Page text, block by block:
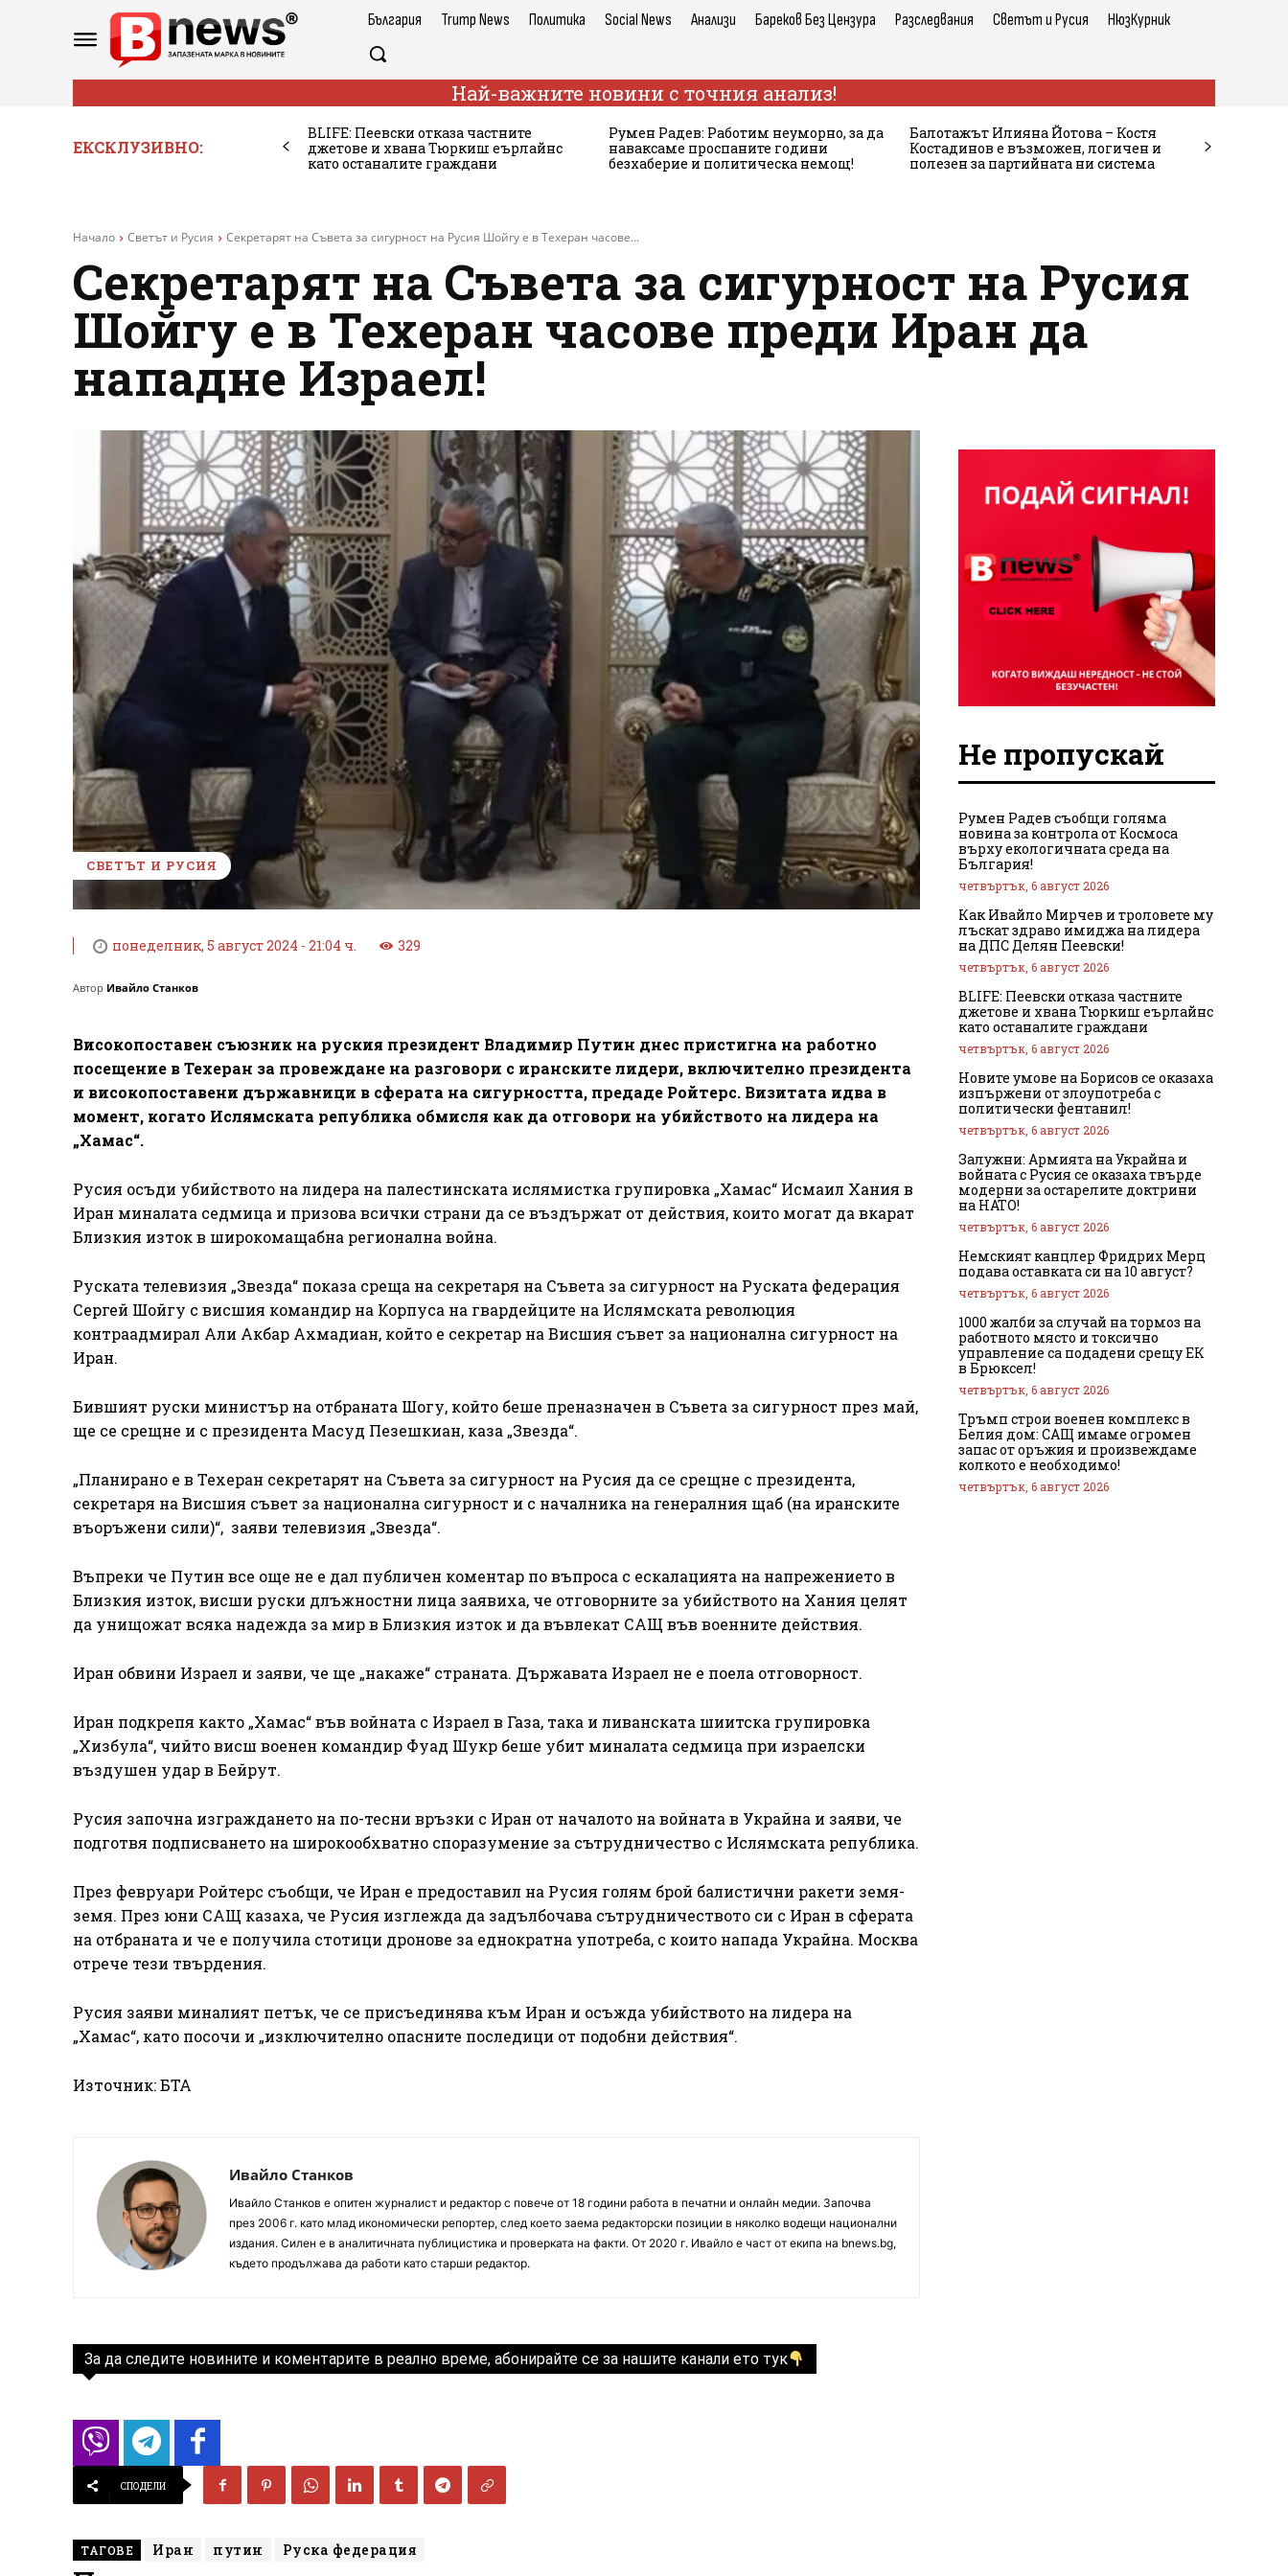
България Trump News Политика Social News Анализи Бареков Без Цензура Разследвания Светът и Русия НюзКурник
Най-важните новини с точния анализ!
ЕКСКЛУЗИВНО:
BLIFE: Пеевски отказа частните
джетове и хвана Тюркиш еърлайнс
като останалите граждани
Румен Радев: Работим неуморно, за да
наваксаме проспаните години
безхаберие и политическа немощ!
Балотажът Илияна Йотова – Костя
Костадинов е възможен, логичен и
полезен за партийната ни система
Начало Светът и Русия Секретарят на Съвета за сигурност на Русия Шойгу е в Техеран часове...
Секретарят на Съвета за сигурност на Русия
Шойгу е в Техеран часове преди Иран да
нападне Израел!
СВЕТЪТ И РУСИЯ
понеделник, 5 август 2024 - 21:04 ч. 329
Автор Ивайло Станков
Високопоставен съюзник на руския президент Владимир Путин днес пристигна на работно
посещение в Техеран за провеждане на разговори с иранските лидери, включително президента
и високопоставени държавници в сферата на сигурността, предаде Ройтерс. Визитата идва в
момент, когато Ислямската република обмисля как да отговори на убийството на лидера на
„Хамас“.
Русия осъди убийството на лидера на палестинската ислямистка групировка „Хамас“ Исмаил Хания в
Иран миналата седмица и призова всички страни да се въздържат от действия, които могат да вкарат
Близкия изток в широкомащабна регионална война.
Руската телевизия „Звезда“ показа среща на секретаря на Съвета за сигурност на Руската федерация
Сергей Шойгу с висшия командир на Корпуса на гвардейците на Ислямската революция
контраадмирал Али Акбар Ахмадиан, който е секретар на Висшия съвет за национална сигурност на
Иран.
Бившият руски министър на отбраната Шогу, който беше преназначен в Съвета за сигурност през май,
ще се срещне и с президента Масуд Пезешкиан, каза „Звезда“.
„Планирано е в Техеран секретарят на Съвета за сигурност на Русия да се срещне с президента,
секретаря на Висшия съвет за национална сигурност и с началника на генералния щаб (на иранските
въоръжени сили)“, заяви телевизия „Звезда“.
Въпреки че Путин все още не е дал публичен коментар по въпроса с ескалацията на напрежението в
Близкия изток, висши руски длъжностни лица заявиха, че отговорните за убийството на Хания целят
да унищожат всяка надежда за мир в Близкия изток и да въвлекат САЩ във военните действия.
Иран обвини Израел и заяви, че ще „накаже“ страната. Държавата Израел не е поела отговорност.
Иран подкрепя както „Хамас“ във войната с Израел в Газа, така и ливанската шиитска групировка
„Хизбула“, чийто висш военен командир Фуад Шукр беше убит миналата седмица при израелски
въздушен удар в Бейрут.
Русия започна изграждането на по-тесни връзки с Иран от началото на войната в Украйна и заяви, че
подготвя подписването на широкообхватно споразумение за сътрудничество с Ислямската република.
През февруари Ройтерс съобщи, че Иран е предоставил на Русия голям брой балистични ракети земя-
земя. През юни САЩ казаха, че Русия изглежда да задълбочава сътрудничеството си с Иран в сферата
на отбраната и че е получила стотици дронове за еднократна употреба, с които напада Украйна. Москва
отрече тези твърдения.
Русия заяви миналият петък, че се присъединява към Иран и осъжда убийството на лидера на
„Хамас“, като посочи и „изключително опасните последици от подобни действия“.
Източник: БТА
Ивайло Станков
Ивайло Станков е опитен журналист и редактор с повече от 18 години работа в печатни и онлайн медии. Започва
през 2006 г. като млад икономически репортер, след което заема редакторски позиции в няколко водещи национални
издания. Силен е в аналитичната публицистика и проверката на факти. От 2020 г. Ивайло е част от екипа на bnews.bg,
където продължава да работи като старши редактор.
За да следите новините и коментарите в реално време, абонирайте се за нашите канали ето тук
СПОДЕЛИ
ТАГОВЕ Иран путин Руска федерация
Не пропускай
Румен Радев съобщи голяма
новина за контрола от Космоса
върху екологичната среда на
България!
четвъртък, 6 август 2026
Как Ивайло Мирчев и троловете му
лъскат здраво имиджа на лидера
на ДПС Делян Пеевски!
четвъртък, 6 август 2026
BLIFE: Пеевски отказа частните
джетове и хвана Тюркиш еърлайнс
като останалите граждани
четвъртък, 6 август 2026
Новите умове на Борисов се оказаха
изпържени от злоупотреба с
политически фентанил!
четвъртък, 6 август 2026
Залужни: Армията на Украйна и
войната с Русия се оказаха твърде
модерни за остарелите доктрини
на НАТО!
четвъртък, 6 август 2026
Немският канцлер Фридрих Мерц
подава оставката си на 10 август?
четвъртък, 6 август 2026
1000 жалби за случай на тормоз на
работното място и токсично
управление са подадени срещу ЕК
в Брюксел!
четвъртък, 6 август 2026
Тръмп строи военен комплекс в
Белия дом: САЩ имаме огромен
запас от оръжия и произвеждаме
колкото е необходимо!
четвъртък, 6 август 2026